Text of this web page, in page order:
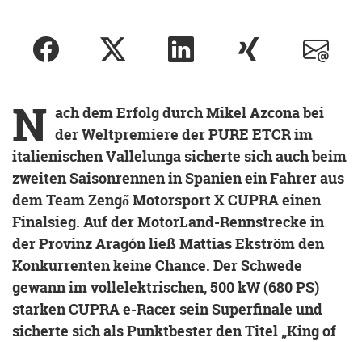
N ach dem Erfolg durch Mikel Azcona bei
der Weltpremiere der PURE ETCR im
italienischen Vallelunga sicherte sich auch beim
zweiten Saisonrennen in Spanien ein Fahrer aus
dem Team Zengő Motorsport X CUPRA einen
Finalsieg. Auf der MotorLand-Rennstrecke in
der Provinz Aragón ließ Mattias Ekström den
Konkurrenten keine Chance. Der Schwede
gewann im vollelektrischen, 500 kW (680 PS)
starken CUPRA e-Racer sein Superfinale und
sicherte sich als Punktbester den Titel „King of